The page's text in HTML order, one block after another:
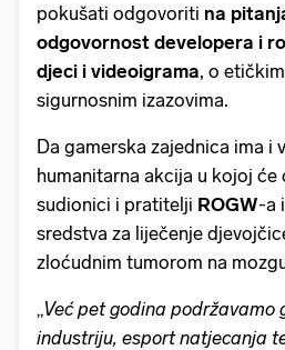
pokušati odgovoriti na
odgovornost developera i
djeci i videoigrama, o
sigurnosnim izazovima.
Da gamerska zajednica ima i
humanitarna akcija u kojoj će
sudionici i pratitelji ROGW-a i
sredstva za liječenje
zloćudnim tumorom na
„Već pet godina podržavamo
industriju, esport natjecanja